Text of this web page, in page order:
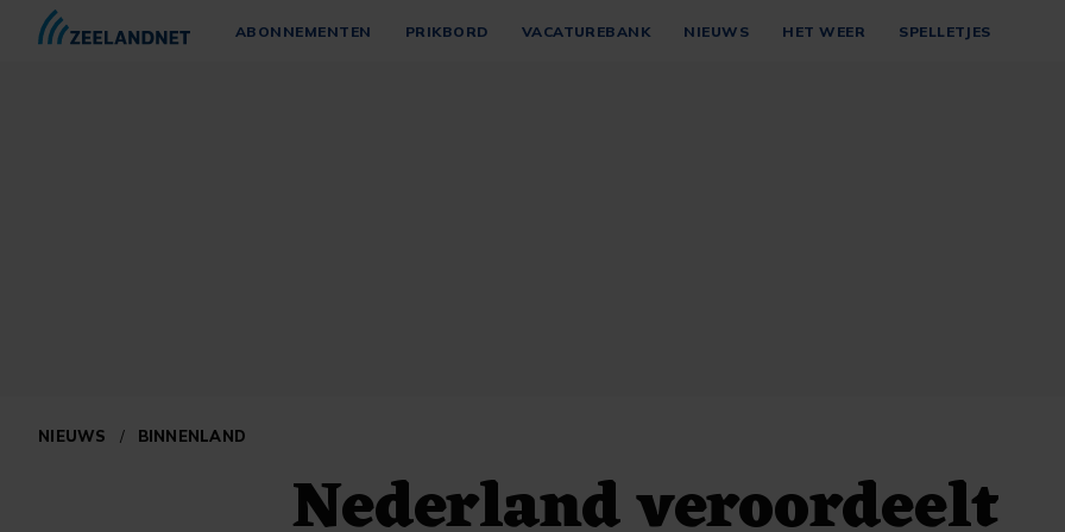
ABONNEMENTEN PRIKBORD VACATUREBANK NIEUWS HET WEER SPELLETJES
NIEUWS / BINNENLAND